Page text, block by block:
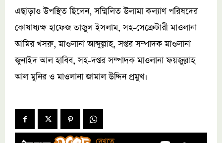
এছাড়াও উপস্থিত ছিলেন, সম্মিলিত উলামা কল্যাণ পরিষদের
কোষাধ্যক্ষ হাফেজ তাজুল ইসলাম, সহ-সেক্রেটারী মাওলানা
আমির খসরু, মাওলানা আব্দুল্লাহ, সপ্তর সম্পাদক মাওলানা
জুনাইদ আল হাবিব, সহ-দপ্তর সম্পাদক মাওলানা ফয়জুল্লাহ
আল মুনির ও মাওলানা জামাল উদ্দিন প্রমুখ।